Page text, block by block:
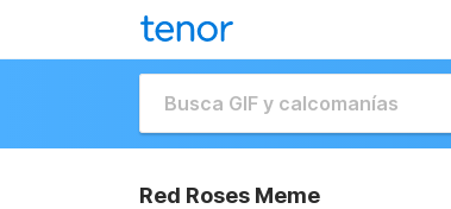
Red Roses Meme